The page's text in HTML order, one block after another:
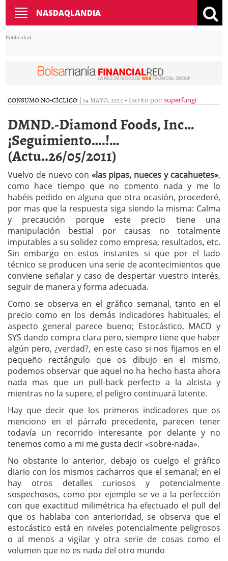
Toggle
navigation
NASDAQLANDIA
Publicidad
CONSUMO NO-CÍCLICO | 14 MAYO, 2012- Escrito por:superfungi
DMND.-Diamond Foods, Inc…
¡Seguimiento….!…
(Actu..26/05/2011)
Vuelvo de nuevo con «las pipas, nueces y cacahuetes»,
como hace tiempo que no comento nada y me lo
habéis pedido en alguna que otra ocasión, procederé,
por mas que la respuesta siga siendo la misma: Calma
y precaución porque este precio tiene una
manipulación bestial por causas no totalmente
imputables a su solidez como empresa, resultados, etc.
Sin embargo en estos instantes si que por el lado
técnico se producen una serie de acontecimientos que
conviene señalar y caso de despertar vuestro interés,
seguir de manera y forma adecuada.
Como se observa en el gráfico semanal, tanto en el
precio como en los demás indicadores habituales, el
aspecto general parece bueno; Estocástico, MACD y
SYS dando compra clara pero, siempre tiene que haber
algún pero, ¿verdad?, en este caso si nos fijamos en el
pequeño rectángulo que os dibujo en el mismo,
podemos observar que aquel no ha hecho hasta ahora
nada mas que un pull-back perfecto a la alcista y
mientras no la supere, el peligro continuará latente.
Hay que decir que los primeros indicadores que os
menciono en el párrafo precedente, parecen tener
todavía un recorrido interesante por delante y no
tenemos como a mi me gusta decir «sobre-nada».
No obstante lo anterior, debajo os cuelgo el gráfico
diario con los mismos cacharros que el semanal; en el
hay otros detalles curiosos y potencialmente
sospechosos, como por ejemplo se ve a la perfección
con que exactitud milimétrica ha efectuado el pull del
que os hablaba con anterioridad, se observa que el
estocástico está en niveles potencialmente peligrosos
o al menos a vigilar y otra serie de cosas como el
volumen que no es nada del otro mundo